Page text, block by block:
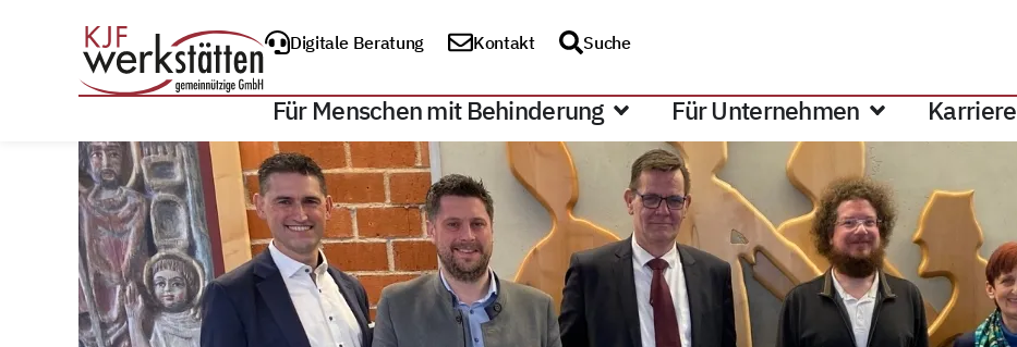
Digitale Beratung Kontakt Suche
Für Menschen mit Behinderung Für Unternehmen Karriere